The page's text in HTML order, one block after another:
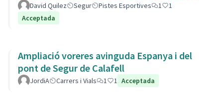
David Quilez Segur Pistes Esportives 1
1
Acceptada
Ampliació voreres avinguda Espanya i del
pont de Segur de Calafell
JordiA Carrers i Vials 1 1 Acceptada